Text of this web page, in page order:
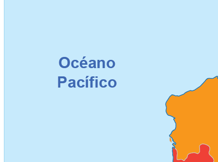
Febrero
Transparencia Activa
Transparencia
Colaborativ
Transparencia Activa
Transparencia Focalizada